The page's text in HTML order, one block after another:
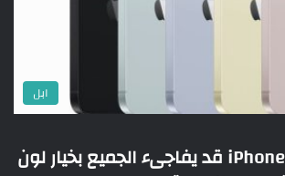
ابل
ايفون 15 – iPhone 15 قد يفاجىء الجميع بخيار لون